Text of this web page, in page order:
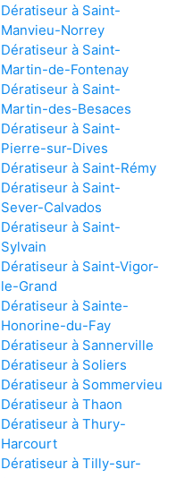
Dératiseur à Saint-
Manvieu-Norrey
Dératiseur à Saint-
Martin-de-Fontenay
Dératiseur à Saint-
Martin-des-Besaces
Dératiseur à Saint-
Pierre-sur-Dives
Dératiseur à Saint-Rémy
Dératiseur à Saint-
Sever-Calvados
Dératiseur à Saint-
Sylvain
Dératiseur à Saint-Vigor-
le-Grand
Dératiseur à Sainte-
Honorine-du-Fay
Dératiseur à Sannerville
Dératiseur à Soliers
Dératiseur à Sommervieu
Dératiseur à Thaon
Dératiseur à Thury-
Harcourt
Dératiseur à Tilly-sur-